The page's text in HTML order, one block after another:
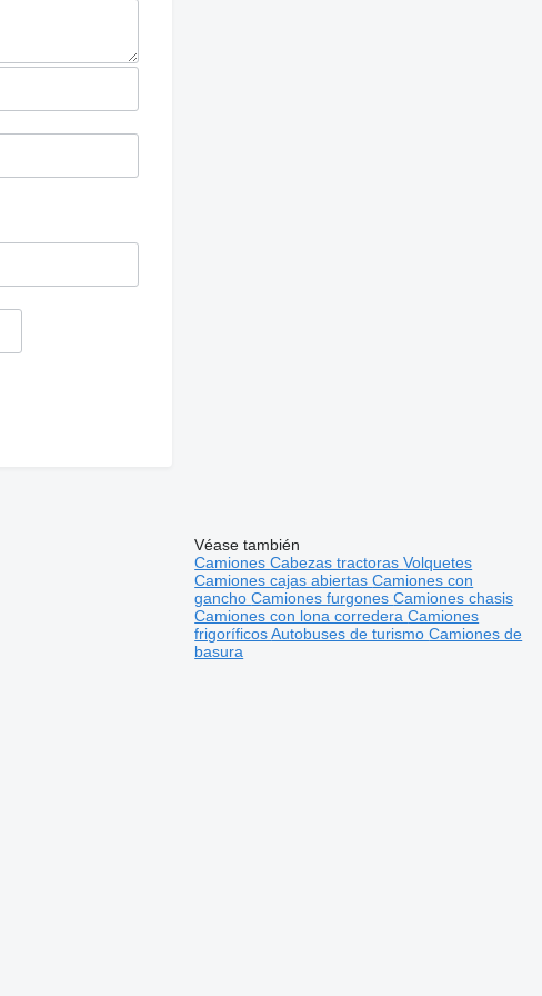
Véase también
CamionesCabezas tractorasVolquetes
Camiones cajas abiertasCamiones con
ganchoCamiones furgonesCamiones chasis
Camiones con lona correderaCamiones
frigoríficosAutobuses de turismoCamiones de
basura